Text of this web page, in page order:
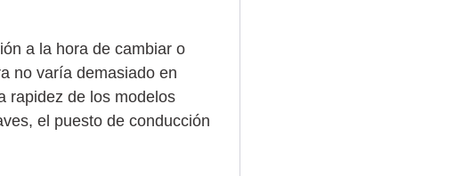
a la hora de cambiar o
no varía demasiado en
rapidez de los modelos
el puesto de conducción